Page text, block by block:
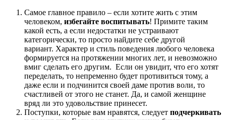
Самое главное правило – если хотите жить с этим
человеком, избегайте воспитывать! Примите таким
какой есть, а если недостатки не устраивают
категорически, то просто найдите себе другой
вариант. Характер и стиль поведения любого человека
формируется на протяжении многих лет, и невозможно
вмиг сделать его другим. Если он увидит, что его хотят
переделать, то непременно будет противиться тому, а
даже если и подчинится своей даме против воли, то
счастливей от этого не станет. Да, и самой женщине
вряд ли это удовольствие принесет.
Поступки, которые вам нравятся, следует подчеркивать